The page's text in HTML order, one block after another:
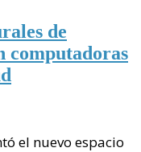
de
computadoras
el nuevo espacio